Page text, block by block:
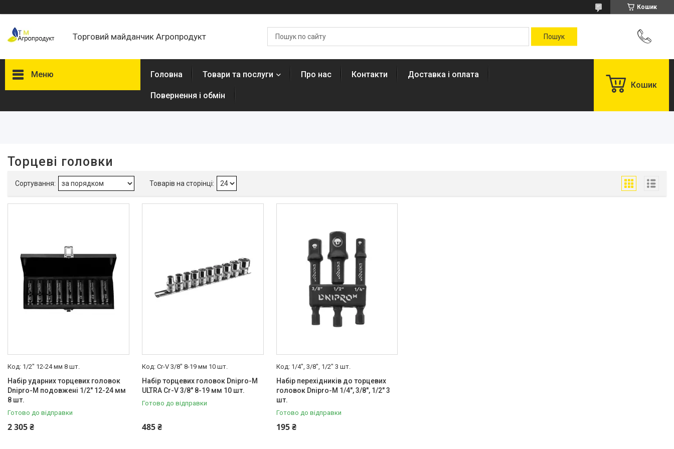
Кошик
Торговий майданчик Агропродукт
Меню
Так 3
Виробник
Товари та послуги
Новини
Статті
Про нас
Доставка та оплата
Головна Товари та послуги Про нас Контакти Доставка і оплата
Повернення і обмін
Кошик
Торцеві головки
1/2" 12-24 мм 8 шт.
Набір ударних торцевих головок
Dnipro-M подовжені 1/2" 12-24 мм
8 шт.
Готово до відправки
2 305 ₴
Cr-V 3/8" 8-19 мм 10 шт.
Набір торцевих головок Dnipro-M
ULTRA Cr-V 3/8" 8-19 мм 10 шт.
Готово до відправки
485 ₴
1/4", 3/8", 1/2" 3 шт.
Набір перехідників до торцевих
головок Dnipro-M 1/4", 3/8", 1/2" 3
шт.
Готово до відправки
195 ₴